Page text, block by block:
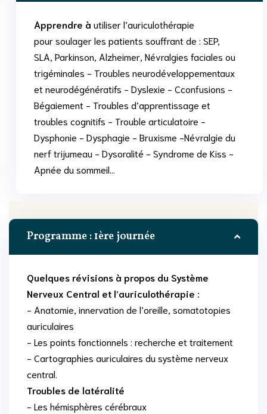
Apprendre à utiliser l’auriculothérapie
pour soulager les patients souffrant de : SEP,
SLA, Parkinson, Alzheimer, Névralgies faciales ou
trigéminales - Troubles neurodéveloppementaux
et neurodégénératifs - Dyslexie - Cconfusions -
Bégaiement - Troubles d’apprentissage et
troubles cognitifs - Trouble articulatoire -
Dysphonie - Dysphagie - Bruxisme -Névralgie du
nerf trijumeau - Dysoralité - Syndrome de Kiss -
Apnée du sommeil…
Programme : 1ère journée
Quelques révisions à propos du Système
Nerveux Central et l’auriculothérapie :
- Anatomie, innervation de l’oreille, somatotopies
auriculaires
- Les points fonctionnels : recherche et traitement
- Cartographies auriculaires du système nerveux
central.
Troubles de latéralité
- Les hémisphères cérébraux